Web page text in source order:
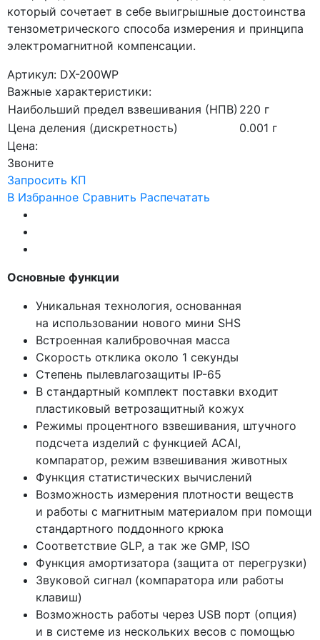
который сочетает в себе выигрышные достоинства
тензометрического способа измерения и принципа
электромагнитной компенсации.
Артикул: DX-200WP
Важные характеристики:
Наибольший предел взвешивания (НПВ) 220 г
Цена деления (дискретность)
0.001 г
Цена:
Звоните
Запросить КП
В Избранное Сравнить Распечатать
Основные функции
Уникальная технология, основанная
на использовании нового мини SHS
Встроенная калибровочная масса
Скорость отклика около 1 секунды
Степень пылевлагозащиты IP-65
В стандартный комплект поставки входит
пластиковый ветрозащитный кожух
Режимы процентного взвешивания, штучного
подсчета изделий с функцией ACAI,
компаратор, режим взвешивания животных
Функция статистических вычислений
Возможность измерения плотности веществ
и работы с магнитным материалом при помощи
стандартного поддонного крюка
Соответствие GLP, а так же GMP, ISO
Функция амортизатора (защита от перегрузки)
Звуковой сигнал (компаратора или работы
клавиш)
Возможность работы через USB порт (опция)
и в системе из нескольких весов с помощью